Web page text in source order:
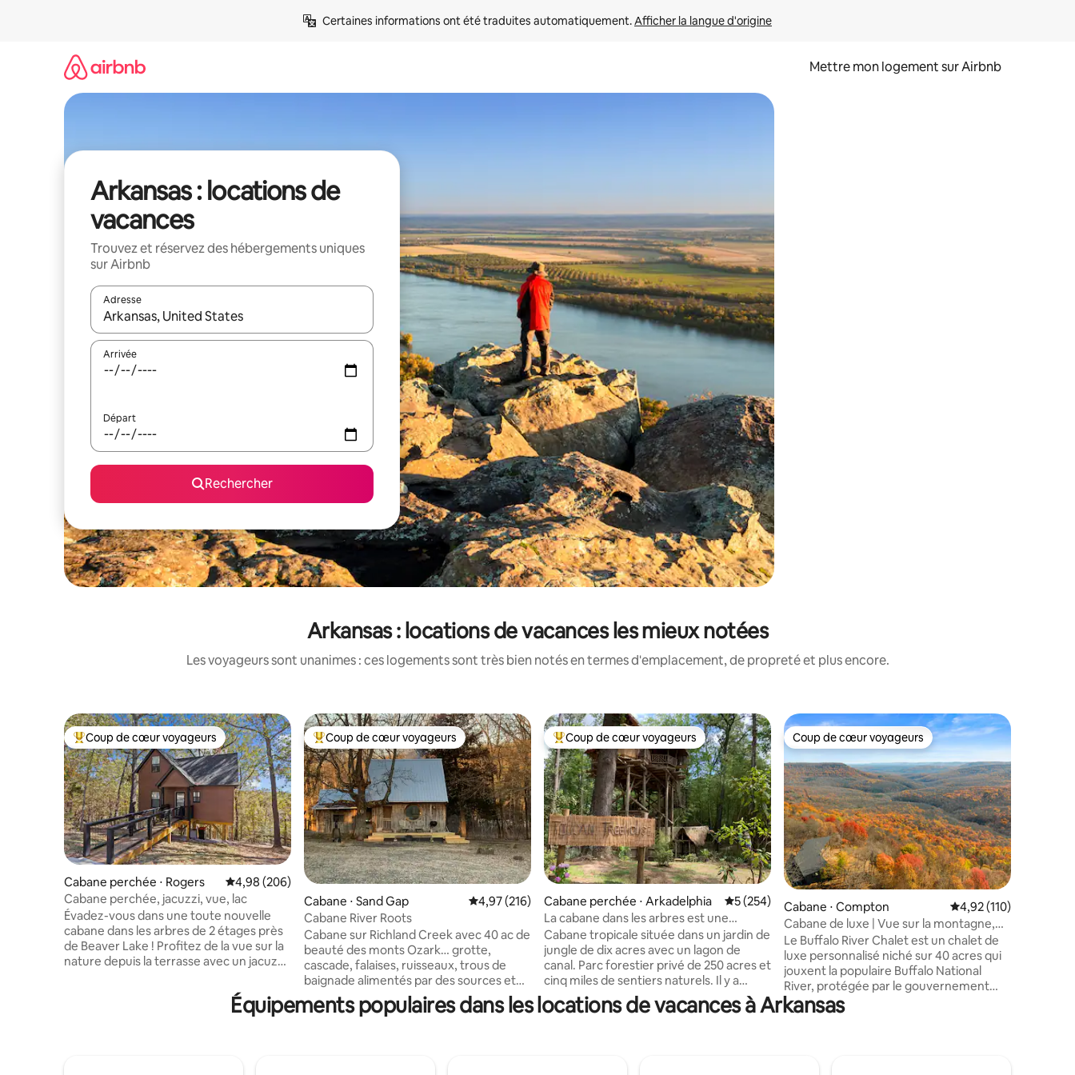
Certaines informations ont été traduites automatiquement. Afficher la langue d'origine
Mettre mon logement sur Airbnb
Arkansas : locations de
vacances
Trouvez et réservez des hébergements uniques
sur Airbnb
Adresse
Lorsque les résultats s'affichent, utilisez les flèches vers le haut et vers le bas pour les parcourir ou en appuyant et en faisant glisser.
Arrivée
Départ
Rechercher
Arkansas : locations de vacances les mieux notées
Les voyageurs sont unanimes : ces logements sont très bien notés en termes d'emplacement, de propreté et plus encore.
Coups de cœur voyageurs les plus appréciés
Coup de cœur voyageurs
Cabane perchée ⋅ Rogers Évaluation moyenne sur la base de 206 commentaires : 4,98 sur 5
4,98 (206)
Cabane perchée, jacuzzi, vue, lac
Évadez-vous dans une toute nouvelle
cabane dans les arbres de 2 étages près
de Beaver Lake ! Profitez de la vue sur la
nature depuis la terrasse avec un jacuzzi
chaud avec un foyer électrique et
cuisinez dans la cuisine entièrement
équipée. Cette retraite unique offre 2
Coups de cœur voyageurs les plus appréciés
Coup de cœur voyageurs
Cabane ⋅ Sand Gap Évaluation moyenne sur la base de 216 commentaires : 4,97 sur 5
4,97 (216)
Cabane River Roots
Cabane sur Richland Creek avec 40 ac de
beauté des monts Ozark… grotte,
cascade, falaises, ruisseaux, trous de
baignade alimentés par des sources et
faune abondante. Panier/ballon de
basket, jeu de sacs, jeux de société,
Coups de cœur voyageurs les plus appréciés
Coup de cœur voyageurs
Cabane perchée ⋅ Arkadelphia Évaluation moyenne sur la base de 254 commentaires : 5 sur 5
5 (254)
La cabane dans les arbres est une
retraite calme et paisible.
Cabane tropicale située dans un jardin de
jungle de dix acres avec un lagon de
canal. Parc forestier privé de 250 acres et
cinq miles de sentiers naturels. Il y a
quatre lacs et la cabane dans les arbres
surplombe le lac Winnamocka. La maison
Coup de cœur voyageurs
Coup de cœur voyageurs
Cabane ⋅ Compton Évaluation moyenne
4,92 (110)
Cabane de luxe | Vue sur la montagne,
rivière, randonnée, kayak
Le Buffalo River Chalet est un chalet de
luxe personnalisé niché sur 40 acres qui
jouxent la populaire Buffalo National
River, protégée par le gouvernement
fédéral. Perché dans les montagnes
Ozark, ce logement a été
Équipements populaires dans les locations de vacances à Arkansas